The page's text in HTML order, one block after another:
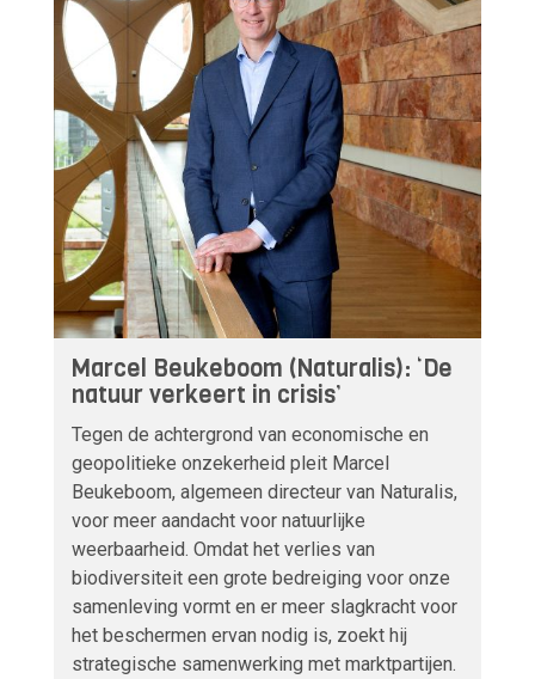
Marcel Beukeboom (Naturalis): ‘De
natuur verkeert in crisis’
Tegen de achtergrond van economische en
geopolitieke onzekerheid pleit Marcel
Beukeboom, algemeen directeur van Naturalis,
voor meer aandacht voor natuurlijke
weerbaarheid. Omdat het verlies van
biodiversiteit een grote bedreiging voor onze
samenleving vormt en er meer slagkracht voor
het beschermen ervan nodig is, zoekt hij
strategische samenwerking met marktpartijen.